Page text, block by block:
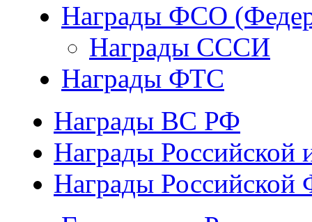
Награды ФСО
Награды СССИ
Награды ФТС
Награды ВС РФ
Награды Российской
Награды Российской